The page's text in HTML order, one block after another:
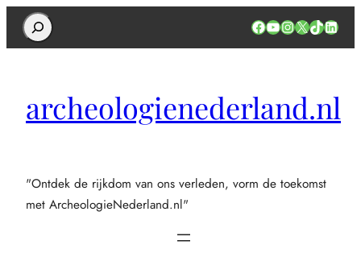
Search Facebook
YouTube
Instagram
X TikTok
archeologienederland.nl
"Ontdek de rijkdom van ons verleden, vorm de toekomst
met ArcheologieNederland.nl"